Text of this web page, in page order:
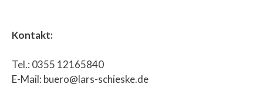
Kontakt:
Tel.: 0355 12165840
E-Mail: buero@lars-schieske.de